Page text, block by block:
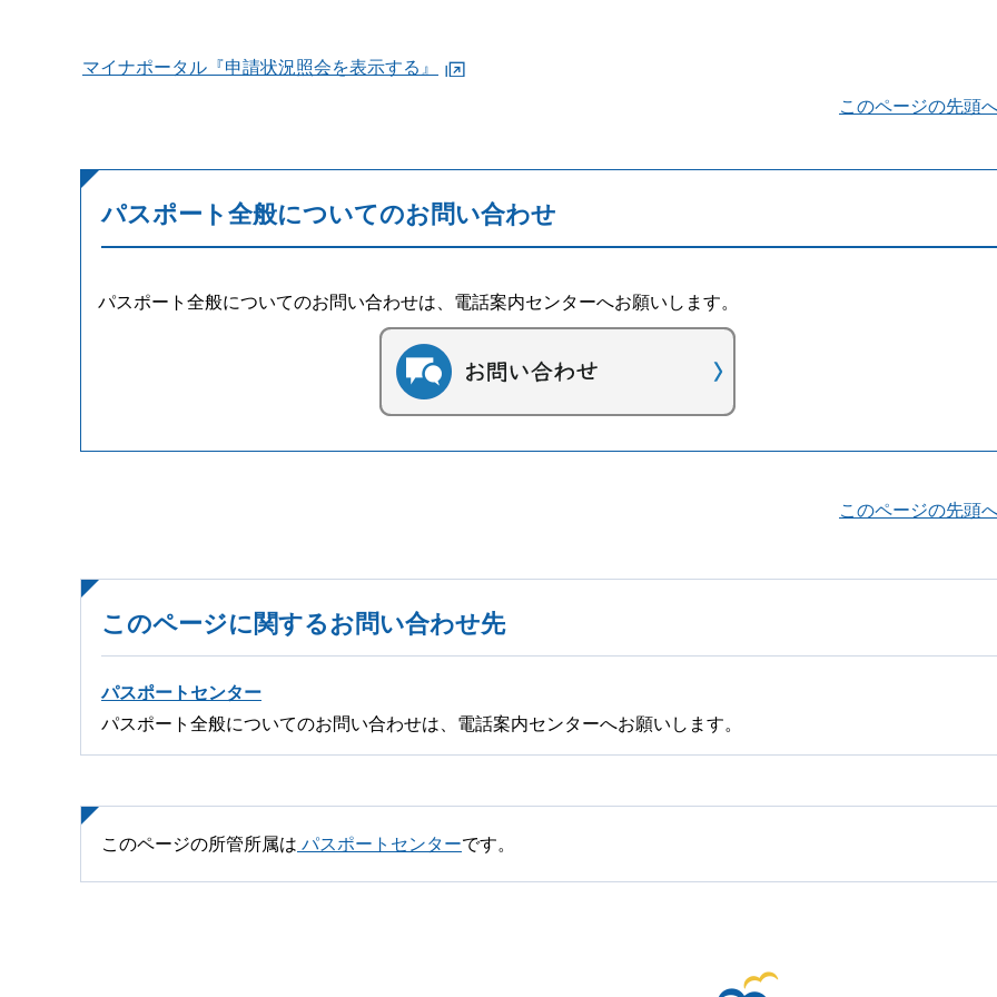
マイナポータル『申請状況照会を表示する』
このページの先頭
パスポート全般についてのお問い合わせ
パスポート全般についてのお問い合わせは、電話案内センターへお願いします。
このページの先頭
このページに関するお問い合わせ先
パスポートセンター
パスポート全般についてのお問い合わせは、電話案内センターへお願いします。
このページの所管所属は パスポートセンターです。